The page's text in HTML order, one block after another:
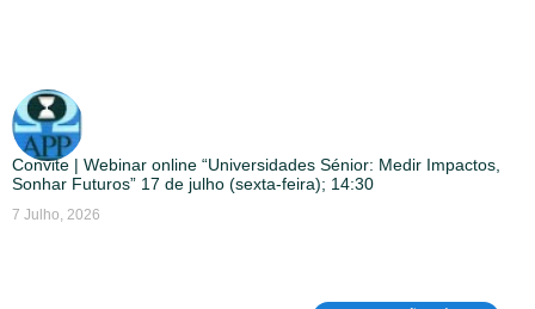
Convite | Webinar online “Universidades Sénior: Medir Impactos,
Sonhar Futuros” 17 de julho (sexta-feira); 14:30
7 Julho, 2026